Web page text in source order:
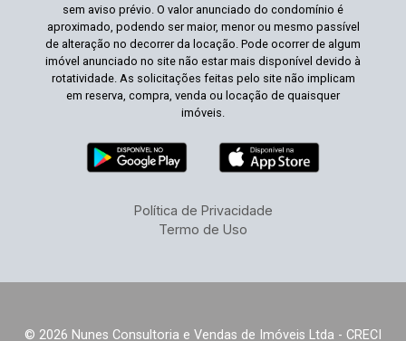
sem aviso prévio. O valor anunciado do condomínio é
aproximado, podendo ser maior, menor ou mesmo passível
de alteração no decorrer da locação. Pode ocorrer de algum
imóvel anunciado no site não estar mais disponível devido à
rotatividade. As solicitações feitas pelo site não implicam
em reserva, compra, venda ou locação de quaisquer
imóveis.
Política de Privacidade
Termo de Uso
© 2026 Nunes Consultoria e Vendas de Imóveis Ltda - CRECI